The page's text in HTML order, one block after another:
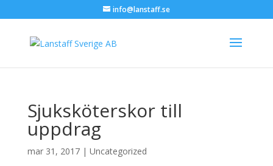
info@lanstaff.se
Sjuksköterskor till
uppdrag
mar 31, 2017| Uncategorized